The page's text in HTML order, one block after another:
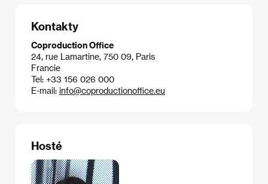
Kontakty
Coproduction Office
24, rue Lamartine, 750 09, Paris
Francie
Tel: +33 156 026 000
E-mail: info@coproductionoffice.eu
Hosté